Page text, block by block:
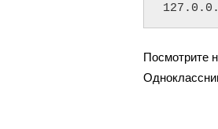
Посмотрите